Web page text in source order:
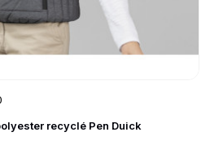
recyclé Pen Duick